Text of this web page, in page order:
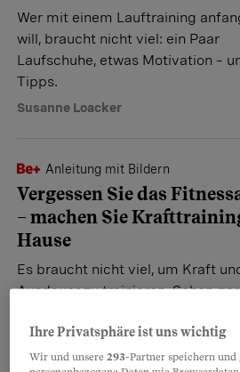
Wer mit einem Lauftraining
will, braucht nicht viel: ein Paar
Laufschuhe, etwas Motivation –
Tipps.
Susanne Loacker
Anleitung mit Bildern
Vergessen Sie das
– machen Sie
Hause
Es braucht nicht viel, um Kraft
Ausdauer zu trainieren. Schon
zeigen, wie das geht.
Susanne Wagner
Ihre Privatsphäre ist uns wichtig
Wir und unsere293-Partner speichern